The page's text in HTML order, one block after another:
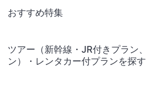
おすすめ特集
ツアー（新幹線・JR付きプラン
ン）・レンタカー付プランを探す